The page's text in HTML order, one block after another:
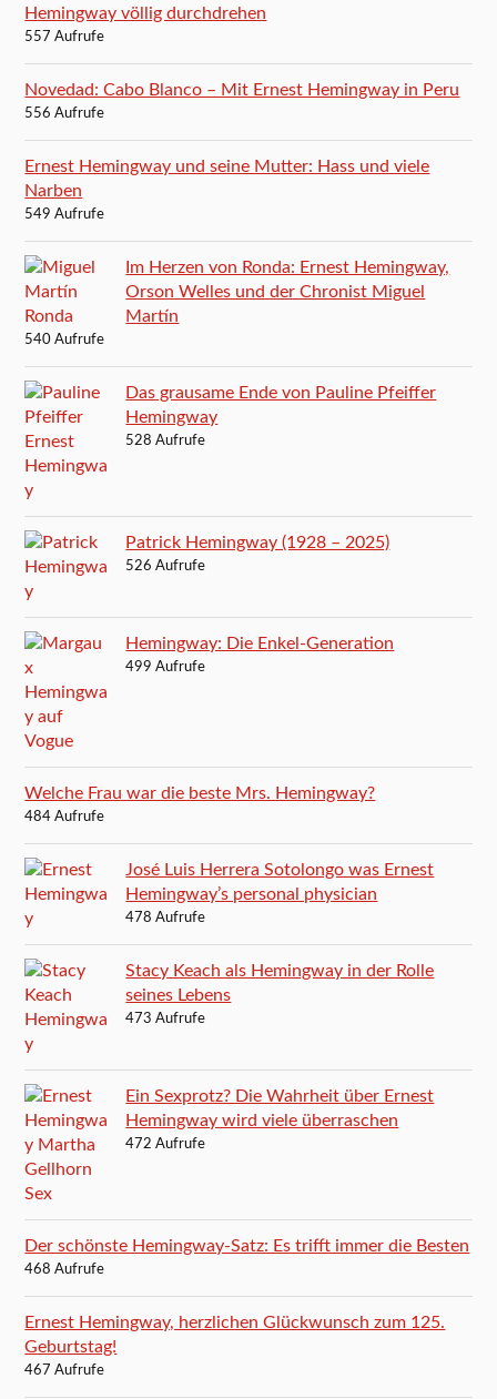
Hemingway völlig durchdrehen
557 Aufrufe
Novedad: Cabo Blanco – Mit Ernest Hemingway in Peru
556 Aufrufe
Ernest Hemingway und seine Mutter: Hass und viele
Narben
549 Aufrufe
Im Herzen von Ronda: Ernest Hemingway,
Orson Welles und der Chronist Miguel
Martín
540 Aufrufe
Das grausame Ende von Pauline Pfeiffer
Hemingway
528 Aufrufe
Patrick Hemingway (1928 – 2025)
526 Aufrufe
Hemingway: Die Enkel-Generation
499 Aufrufe
Welche Frau war die beste Mrs. Hemingway?
484 Aufrufe
José Luis Herrera Sotolongo was Ernest
Hemingway’s personal physician
478 Aufrufe
Stacy Keach als Hemingway in der Rolle
seines Lebens
473 Aufrufe
Ein Sexprotz? Die Wahrheit über Ernest
Hemingway wird viele überraschen
472 Aufrufe
Der schönste Hemingway-Satz: Es trifft immer die Besten
468 Aufrufe
Ernest Hemingway, herzlichen Glückwunsch zum 125.
Geburtstag!
467 Aufrufe